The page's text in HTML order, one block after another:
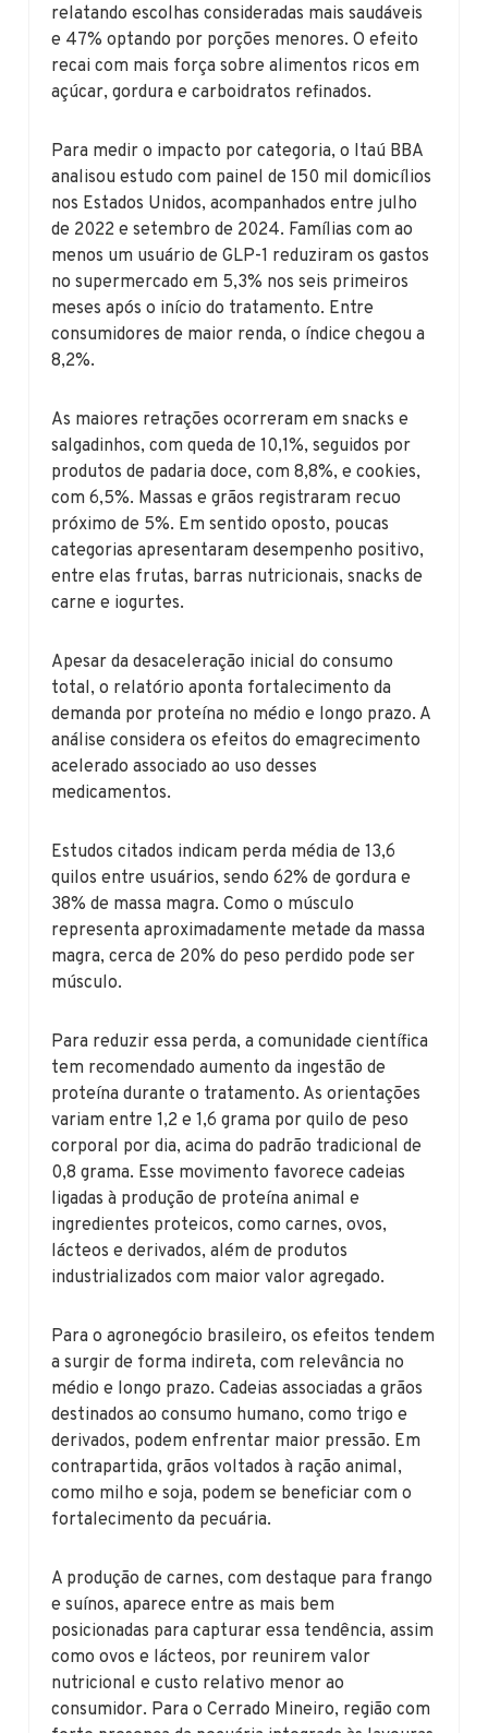
relatando escolhas consideradas mais saudáveis
e 47% optando por porções menores. O efeito
recai com mais força sobre alimentos ricos em
açúcar, gordura e carboidratos refinados.
Para medir o impacto por categoria, o Itaú BBA
analisou estudo com painel de 150 mil domicílios
nos Estados Unidos, acompanhados entre julho
de 2022 e setembro de 2024. Famílias com ao
menos um usuário de GLP-1 reduziram os gastos
no supermercado em 5,3% nos seis primeiros
meses após o início do tratamento. Entre
consumidores de maior renda, o índice chegou a
8,2%.
As maiores retrações ocorreram em snacks e
salgadinhos, com queda de 10,1%, seguidos por
produtos de padaria doce, com 8,8%, e cookies,
com 6,5%. Massas e grãos registraram recuo
próximo de 5%. Em sentido oposto, poucas
categorias apresentaram desempenho positivo,
entre elas frutas, barras nutricionais, snacks de
carne e iogurtes.
Apesar da desaceleração inicial do consumo
total, o relatório aponta fortalecimento da
demanda por proteína no médio e longo prazo. A
análise considera os efeitos do emagrecimento
acelerado associado ao uso desses
medicamentos.
Estudos citados indicam perda média de 13,6
quilos entre usuários, sendo 62% de gordura e
38% de massa magra. Como o músculo
representa aproximadamente metade da massa
magra, cerca de 20% do peso perdido pode ser
músculo.
Para reduzir essa perda, a comunidade científica
tem recomendado aumento da ingestão de
proteína durante o tratamento. As orientações
variam entre 1,2 e 1,6 grama por quilo de peso
corporal por dia, acima do padrão tradicional de
0,8 grama. Esse movimento favorece cadeias
ligadas à produção de proteína animal e
ingredientes proteicos, como carnes, ovos,
lácteos e derivados, além de produtos
industrializados com maior valor agregado.
Para o agronegócio brasileiro, os efeitos tendem
a surgir de forma indireta, com relevância no
médio e longo prazo. Cadeias associadas a grãos
destinados ao consumo humano, como trigo e
derivados, podem enfrentar maior pressão. Em
contrapartida, grãos voltados à ração animal,
como milho e soja, podem se beneficiar com o
fortalecimento da pecuária.
A produção de carnes, com destaque para frango
e suínos, aparece entre as mais bem
posicionadas para capturar essa tendência, assim
como ovos e lácteos, por reunirem valor
nutricional e custo relativo menor ao
consumidor. Para o Cerrado Mineiro, região com